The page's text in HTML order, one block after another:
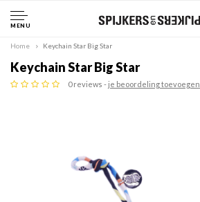
MENU
Home Keychain Star Big Star
Keychain Star Big Star
0 reviews -je beoordeling toevoegen